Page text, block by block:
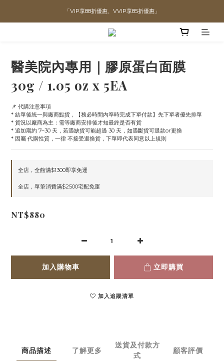
直播喊單享更優惠價格！！
「VIP享88折優惠、VVIP享85折優惠」
全館滿$1300即可享「免運」♡♡
醫美院內專用｜膠原蛋白面膜
30g / 1.05 oz x 5EA
📌 代購注意事項
* 結單後統一與廠商點貨，【務必時間內準時完成下單付款】先下單者優先排單
* 貨況以廠商為主：需等廠商安排後才知最終是否有貨
* 追加期約 7–30 天，若遇缺貨可能超過 30 天，如遇斷貨可退款or更換
* 因屬 代購性質，一律 不接受退換貨，下單即代表同意以上規則
全店，全館滿$1300即享免運
全店，單筆消費滿$2500宅配免運
NT$880
加入購物車 立即購買
加入追蹤清單
商品描述 了解更多
送貨及付款方
式
顧客評價